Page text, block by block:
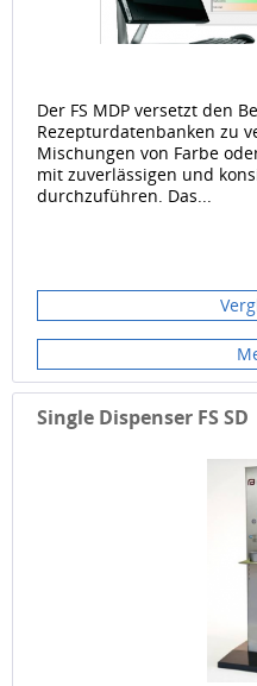
Der FS MDP versetzt den
Rezepturdatenbanken zu
Mischungen von Farbe
mit zuverlässigen und
durchzuführen. Das...
Single Dispenser FS SD